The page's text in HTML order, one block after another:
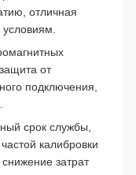
отличная
от
подключения,
срок службы,
калибровки
затрат